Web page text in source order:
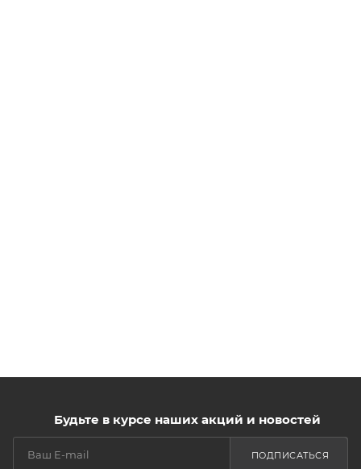
Будьте в курсе наших акций и новостей
ПОДПИСАТЬСЯ